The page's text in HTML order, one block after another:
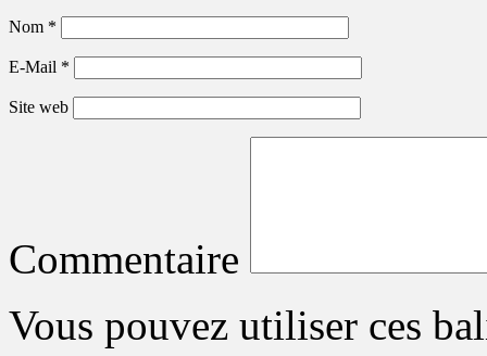
Nom *
E-Mail *
Site web
Commentaire
Vous pouvez utiliser ces